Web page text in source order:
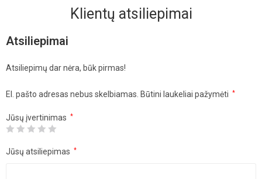
Klientų atsiliepimai
Atsiliepimai
Atsiliepimų dar nėra, būk pirmas!
El. pašto adresas nebus skelbiamas. Būtini laukeliai pažymėti *
Jūsų įvertinimas *
Jūsų atsiliepimas *